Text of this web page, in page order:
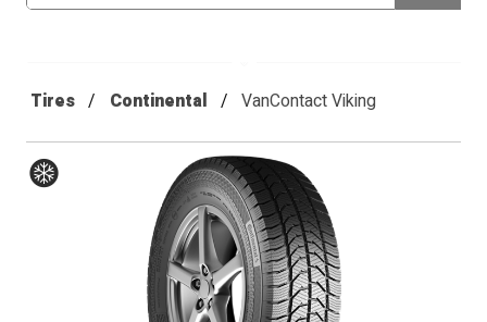
Tires Continental VanContact Viking